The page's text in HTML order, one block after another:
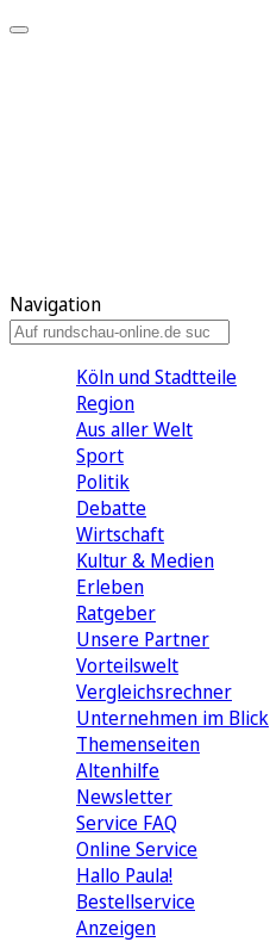
Navigation
Köln und Stadtteile
Region
Aus aller Welt
Sport
Politik
Debatte
Wirtschaft
Kultur & Medien
Erleben
Ratgeber
Unsere Partner
Vorteilswelt
Vergleichsrechner
Unternehmen im Blick
Themenseiten
Altenhilfe
Newsletter
Service FAQ
Online Service
Hallo Paula!
Bestellservice
Anzeigen